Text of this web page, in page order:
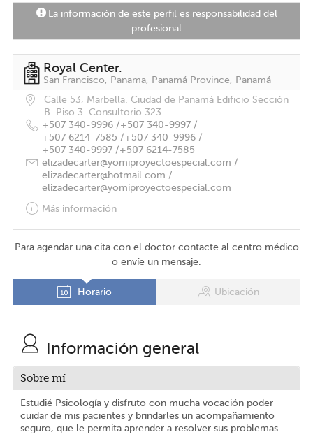
La información de este perfil es responsabilidad del
profesional
Royal Center.
San Francisco, Panama, Panamá Province, Panamá
Calle 53, Marbella. Ciudad de Panamá Edificio Sección
B. Piso 3. Consultorio 323.
+507 340-9996 /+507 340-9997 /
+507 6214-7585 /+507 340-9996 /
+507 340-9997 /+507 6214-7585
elizadecarter@yomiproyectoespecial.com /
elizadecarter@hotmail.com /
elizadecarter@yomiproyectoespecial.com
Más información
Para agendar una cita con el doctor contacte al centro médico
o envíe un mensaje.
Horario Ubicación
Información general
Sobre mí
Estudié Psicología y disfruto con mucha vocación poder
cuidar de mis pacientes y brindarles un acompañamiento
seguro, que le permita aprender a resolver sus problemas.